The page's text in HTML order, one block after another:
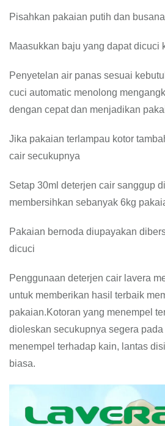
Pisahkan pakaian putih dan
Maasukkan baju yang dapat dicuci
Penyetelan air panas sesuai
cuci automatic menolong
dengan cepat dan menjadikan
Jika pakaian terlampau kotor
cair secukupnya
Setap 30ml deterjen cair sanggup
membersihkan sebanyak 6kg
Pakaian bernoda diupayakan
dicuci
Penggunaan deterjen cair lavera
untuk memberikan hasil terbaik
pakaian.Kotoran yang menempel
dioleskan secukupnya segera
menempel terhadap kain, lantas
biasa.